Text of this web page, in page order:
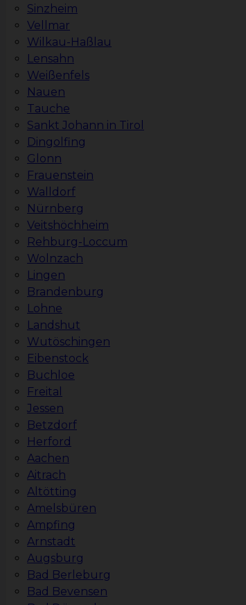
Sinzheim
Vellmar
Wilkau-Haßlau
Lensahn
Weißenfels
Nauen
Tauche
Sankt Johann in Tirol
Dingolfing
Glonn
Frauenstein
Walldorf
Nürnberg
Veitshöchheim
Rehburg-Loccum
Wolnzach
Lingen
Brandenburg
Lohne
Landshut
Wutöschingen
Eibenstock
Buchloe
Freital
Jessen
Betzdorf
Herford
Aachen
Aitrach
Altötting
Amelsbüren
Ampfing
Arnstadt
Augsburg
Bad Berleburg
Bad Bevensen